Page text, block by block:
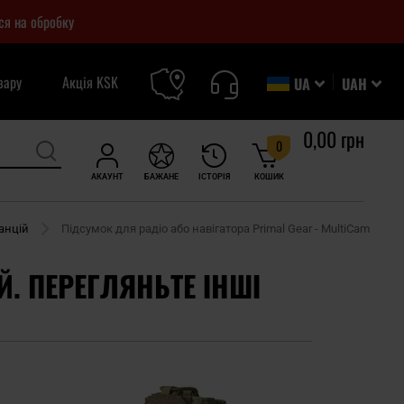
на обробку
UAH
UA
Акція KSK
АКАУНТ ІСТОРІЯ
БАЖАНЕ КОШИК
0 0,00 грн
Підсумок для радіо або навігатора Primal Gear - MultiCam
ПЕРЕГЛЯНЬТЕ ІНШІ